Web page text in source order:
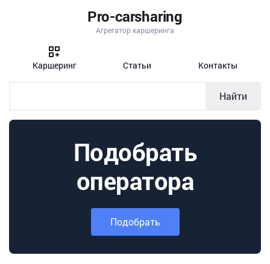
Pro-carsharing
Агрегатор каршеринга
Каршеринг Статьи Контакты
Найти
Подобрать
оператора
Подобрать